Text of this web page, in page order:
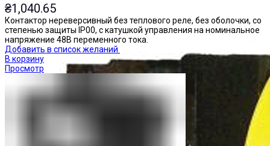
₴1,040.65
Контактор нереверсивный без теплового реле, без оболочки, со
степенью защиты IP00, с катушкой управления на номинальное
напряжение 48В переменного тока.
Добавить в список желаний
В корзину
Просмотр